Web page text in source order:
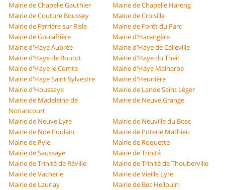
Mairie de Chapelle Gauthier
Mairie de Chapelle Hareng
Mairie de Couture Boussey
Mairie de Croisille
Mairie de Ferrière sur Risle
Mairie de Forêt du Parc
Mairie de Goulafrière
Mairie d'Harengère
Mairie d'Haye Aubrée
Mairie d'Haye de Calleville
Mairie d'Haye de Routot
Mairie d'Haye du Theil
Mairie d'Haye le Comte
Mairie d'Haye Malherbe
Mairie d'Haye Saint Sylvestre
Mairie d'Heunière
Mairie d'Houssaye
Mairie de Lande Saint Léger
Mairie de Madeleine de
Nonancourt
Mairie de Neuve Grange
Mairie de Neuve Lyre
Mairie de Neuville du Bosc
Mairie de Noë Poulain
Mairie de Poterie Mathieu
Mairie de Pyle
Mairie de Roquette
Mairie de Saussaye
Mairie de Trinité
Mairie de Trinité de Réville
Mairie de Trinité de Thouberville
Mairie de Vacherie
Mairie de Vieille Lyre
Mairie de Launay
Mairie de Bec Hellouin